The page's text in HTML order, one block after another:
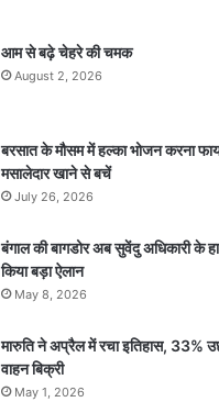
आम से बढ़े चेहरे की चमक
August 2, 2026
बरसात के मौसम में हल्का भोजन करना
मसालेदार खाने से बचें
July 26, 2026
बंगाल की बागडोर अब सुवेंदु अधिकारी के
किया बड़ा ऐलान
May 8, 2026
मारुति ने अप्रैल में रचा इतिहास, 33%
वाहन बिक्री
May 1, 2026